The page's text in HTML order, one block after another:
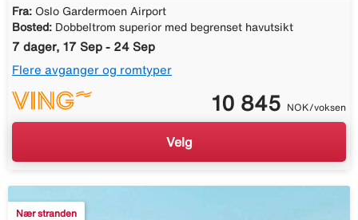
Fra: Oslo Gardermoen Airport
Bosted: Dobbeltrom superior med begrenset havutsikt
7 dager, 17 Sep - 24 Sep
Flere avganger og romtyper
10 845 NOK/voksen
Velg
Nær stranden